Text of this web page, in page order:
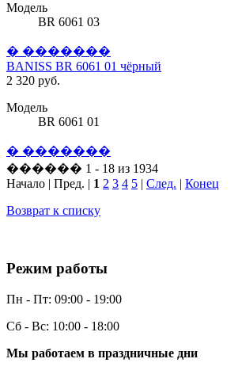
Модель
BR 6061 03
� �������
BANISS BR 6061 01 чёрный
2 320 руб.
Модель
BR 6061 01
� �������
������ 1 - 18 из 1934
Начало | Пред. | 1 2 3 4 5 | След. | Конец
Возврат к списку
Режим работы
Пн - Пт: 09:00 - 19:00
Сб - Вс: 10:00 - 18:00
Мы работаем в праздничные дни